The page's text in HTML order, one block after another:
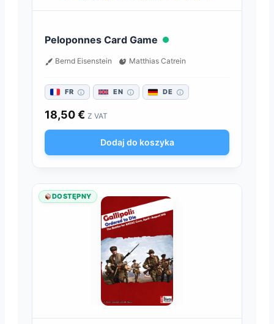
Peloponnes Card Game
Bernd Eisenstein Matthias Catrein
FR EN DE
18,50€ Z VAT
Dodaj do koszyka
DOSTĘPNY